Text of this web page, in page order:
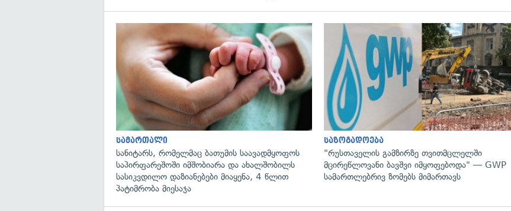
გადახედვა
სამართალი
სანიტარს, რომელმაც ბათუმის საავადმყოფოს
საპირფარეშოში იმშობიარა და ახალშობილს
სასიკვდილო დაზიანებები მიაყენა, 4 წლით
პატიმრობა მიესაჯა
საზოგადოება
"რუსთაველის გამზირზე თვითმცლელში
მცირეწლოვანი ბავშვი იმყოფებოდა" — GWP
სამართლებრივ ზომებს მიმართავს